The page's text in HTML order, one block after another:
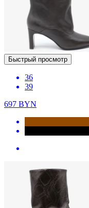
Быстрый просмотр
36
39
697 BYN